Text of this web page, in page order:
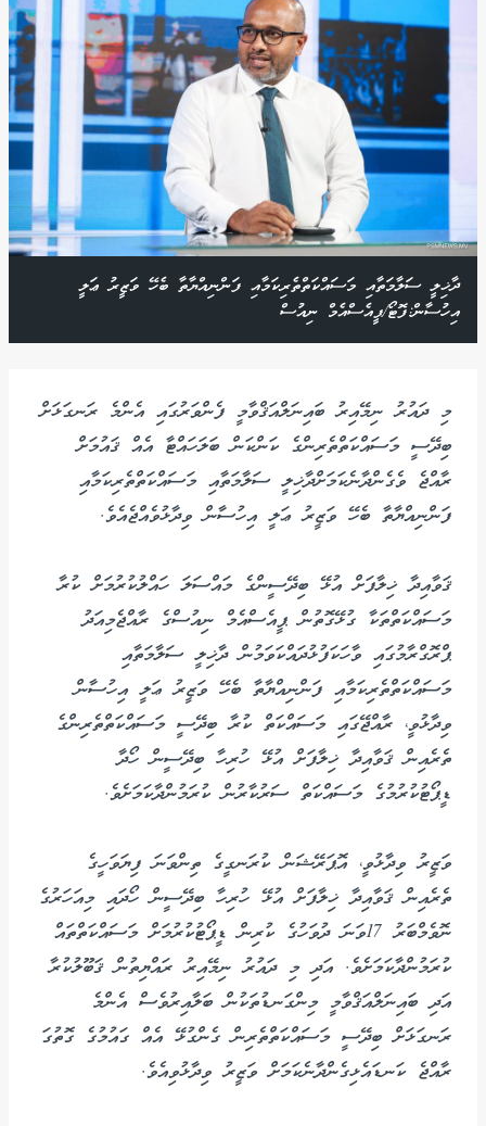
ދާޚިލީ ސަލާމަތާއި މަސައްކަތްތެރިކަމާއި ފަންނިއްޔާތާ ބެހޭ ވަޒީރު ޢަލީ
އިހުސާން:ފޮޓޯ/ޕީއެސްއެމް ނިއުސް
މި ދައުރު ނިމޭއިރު ބައިނަލްއަޤްވާމީ ފެންވަރުގައި އެންމެ ރަނގަޅަށް
ބިދޭސީ މަސައްކަތްތެރިންގެ ކަންކަން ބަލަހައްޓާ އެއް ޤައުމަށް
ރާއްޖެ ވެގެންދާނެކަމަށްދާޚިލީ ސަލާމަތާއި މަސައްކަތްތެރިކަމާއި
ފަންނިއްޔާތާ ބެހޭ ވަޒީރު ޢަލީ އިހުސާން ވިދާޅުވެއްޖެއެވެ.
ޤަވާއިދާ ޚިލާފަށް އުޅޭ ބިދޭސީންގެ މައްސަލަ ހައްލުކުރުމަށް ކުރާ
މަސައްކަތްތަކާ ގުޅޭގޮތުން ޕީއެސްއެމް ނިއުސްގެ ރާއްޖެމިއަދު
ޕްރޮގްރާމުގައި ވާހަކަފުޅުދައްކަވަމުން ދާޚިލީ ސަލާމަތާއި
މަސައްކަތްތެރިކަމާއި ފަންނިއްޔާތާ ބެހޭ ވަޒީރު ޢަލީ އިހުސާން
ވިދާޅުވީ، ރާއްޖޭގައި މަސައްކަތް ކުރާ ބިދޭސީ މަސައްކަތްތެރިންގެ
ތެރެއިން ޤަވާއިދާ ޚިލާފަށް އުޅޭ ހުރިހާ ބިދޭސީން ހޯދާ
ޑީޕޯޓުކުރުމުގެ މަސައްކަތް ސަރުކާރުން ކުރަމުންދާކަމަށެވެ.
ވަޒީރު ވިދާޅުވީ، އޮޕަރޭޝަން ކުރަނގީގެ ތިންވަނަ ފިޔަވަހީގެ
ތެރެއިން ޤަވާއިދާ ޚިލާފަށް އުޅޭ ހުރިހާ ބިދޭސީން ހޯދައި މިއަހަރުގެ
ނޮވެމްބަރު 17ވަނަ ދުވަހުގެ ކުރިން ޑީޕޯޓުކުރުމަށް މަސައްކަތްތައް
ކުރަމުންދާކަމަށެވެ. އަދި މި ދައުރު ނިމޭއިރު ރައްޔިތުން ޤަބޫލުކުރާ
އަދި ބައިނަލްއަޤްވާމީ މިންގަނޑުތަކުން ބަލާއިރުވެސް އެންމެ
ރަނގަޅަށް ބިދޭސީ މަސައްކަތްތެރިން ގެންގުޅޭ އެއް ގައުމުގެ ގޮތުގަ
ރާއްޖެ ކަނޑައެޅިގެންދާނެކަމަށް ވަޒީރު ވިދާޅުވިއެވެ.